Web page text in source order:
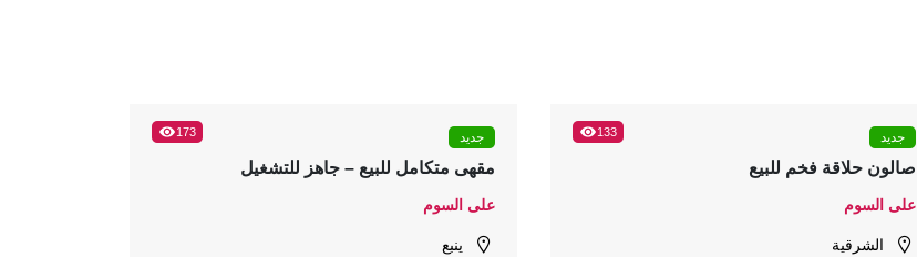
133 جديد
صالون حلاقة فخم للبيع
على السوم
الشرقية
173 جديد
مقهى متكامل للبيع – جاهز للتشغيل
على السوم
ينبع